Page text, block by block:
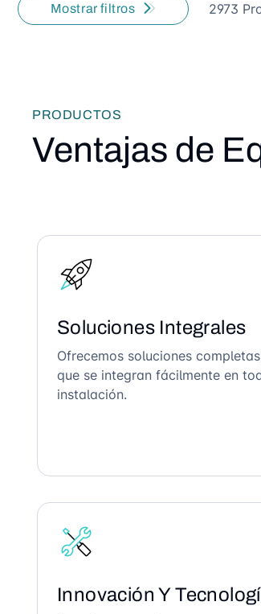
Mostrar filtros 2973
PRODUCTOS
Ventajas de
Soluciones Integrales
Ofrecemos soluciones
que se integran fácilmente en
instalación.
Innovación Y